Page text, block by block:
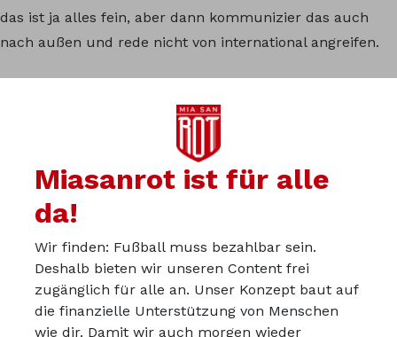
das ist ja alles fein, aber dann kommunizier das auch
nach außen und rede nicht von international angreifen.
Dann könnte man halt nicht so gut Investoren ans Land
ziehen. Und es würden ja nur noch mehr Spielerinnen
gehen.
Aber die Spielerinnen merken das doch, siehe Frankfurt.
Miasanrot ist für alle
da!
Wir finden: Fußball muss bezahlbar sein.
Deshalb bieten wir unseren Content frei
zugänglich für alle an. Unser Konzept baut auf
die finanzielle Unterstützung von Menschen
wie dir. Damit wir auch morgen wieder